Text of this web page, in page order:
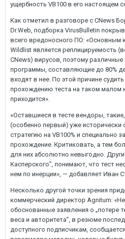
ущербность VB100 в его настоящем
Как отметил в разговоре с CNews
Dr.Web, подборка VirusBulletin
всего вредоносного ПО: «Основным
Wildlist является реплицируемость
CNews) вирусов, поэтому
программы, составляющие до 80%
входят в нее. По этой причине
прохождению теста на таком малом
приходится».
«Оставшиеся в тесте вендоры,
(особенно первый) уже
стратегию на VB100% и специально
прохождение. Критиковать, а тем
для них абсолютно невыгодно.
Касперского”, понимают, что тест
нем по инерции», — добавляет Иван
Несколько другой точки зрения
коммерческий директор Agnitum:
обоснованные заявления о „потере
веса и авторитета”, в резюме
доступного подписчикам,